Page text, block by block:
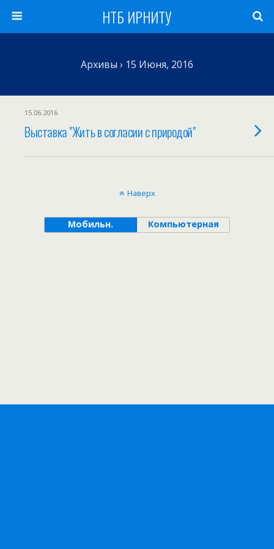
НТБ ИРНИТУ
Архивы › 15 Июня, 2016
15.06.2016
Выставка "Жить в согласии с природой"
Наверх
Мобильн. Компьютерная